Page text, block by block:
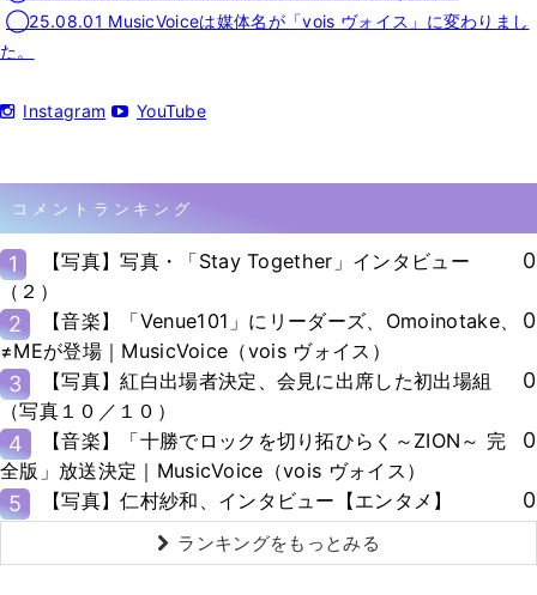
◯25.08.01 MusicVoiceは媒体名が「vois ヴォイス」に変わりまし
た。
Instagram YouTube
コメントランキング
1
【写真】写真・「Stay Together」インタビュー
（２）
0
2
【音楽】「Venue101」にリーダーズ、Omoinotake、
≠MEが登場｜MusicVoice（vois ヴォイス）
0
3
【写真】紅白出場者決定、会見に出席した初出場組
（写真１０／１０）
0
4
【音楽】「十勝でロックを切り拓ひらく～ZION～ 完
全版」放送決定｜MusicVoice（vois ヴォイス）
0
5 【写真】仁村紗和、インタビュー【エンタメ】 0
ランキングをもっとみる